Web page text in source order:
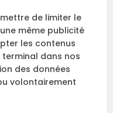
de limiter le
même publicité
les contenus
dans nos
des données
volontairement